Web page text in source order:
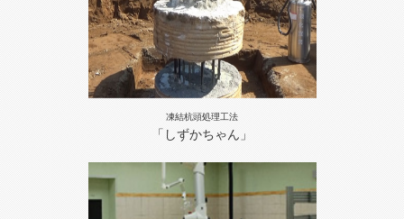
凍結杭頭処理工法
「しずかちゃん」